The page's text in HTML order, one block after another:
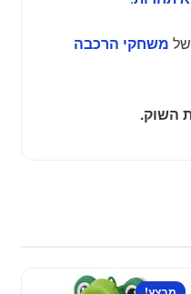
של משחקי הרכבה
השוק.